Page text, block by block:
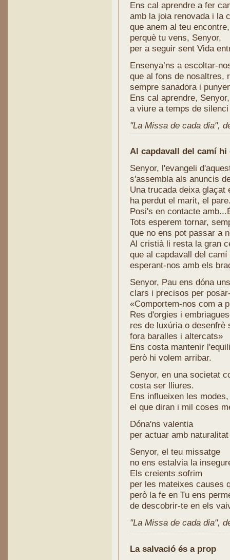
Ens cal aprendre a fer
amb la joia renovada i la
que anem al teu encontre,
perquè tu vens, Senyor,
per a seguir sent Vida
Ensenya’ns a escoltar-
que al fons de nosaltres,
sempre sanadora i
Ens cal aprendre, Senyor,
a viure a temps de
"La Missa de cada dia",
Al capdavall del camí hi
Senyor, l'evangeli
s'assembla als anuncis
Una trucada deixa glaçat
ha perdut el marit, el
Posi's en contacte
Tots esperem tornar,
que no ens pot passar a
Al cristià li resta la gran
que al capdavall del camí
esperant-nos amb els
Senyor, Pau ens dóna
clars i precisos per
«Comportem-nos com a
Res d'orgies i
res de luxúria o desenfrè
fora baralles i altercats»
Ens costa mantenir
però hi volem arribar.
Senyor, en una societat
costa ser lliures.
Ens influeixen les modes,
el que diran i mil coses
Dóna'ns valentia
per actuar amb
Senyor, el teu missatge
no ens estalvia la
Els creients sofrim
per les mateixes causes
però la fe en Tu ens
de descobrir-te en els
"La Missa de cada dia",
La salvació és a prop